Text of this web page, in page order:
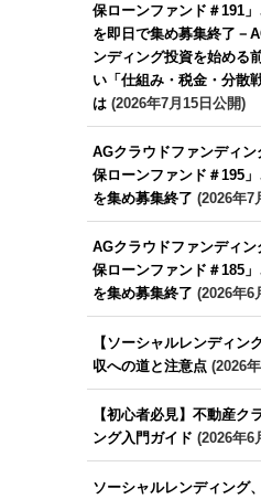
保ローンファンド＃191
を即日で集め募集終了－
ンディング投資を始める
い「仕組み・税金・分散
は(2026年7月15日公開)
AGクラウドファンディン
保ローンファンド＃195
を集め募集終了 (2026年7
AGクラウドファンディン
保ローンファンド＃185
を集め募集終了 (2026年6
【ソーシャルレンディン
収への道と注意点(2026
【初心者必見】不動産ク
ング入門ガイド (2026年6
ソーシャルレンディング